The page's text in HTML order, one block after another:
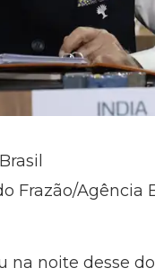
Frazão/Agência
na noite desse